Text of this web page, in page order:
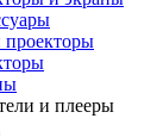
и плееры